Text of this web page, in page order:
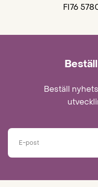
FI76
Beställ